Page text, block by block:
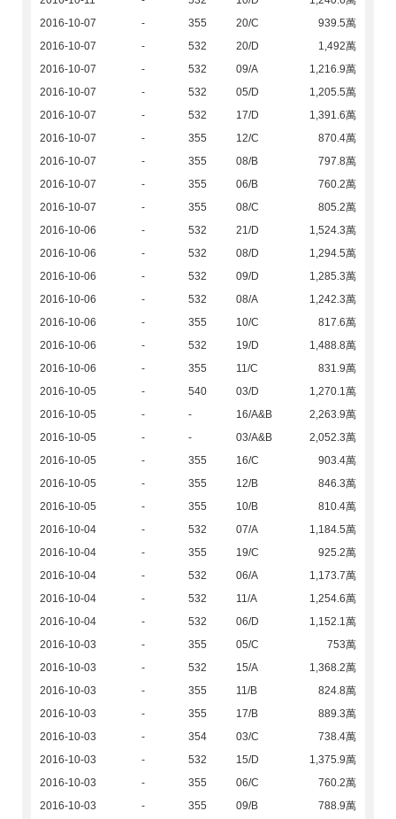
2016-10-07
- 355 20/C
939.5萬
2016-10-07
- 532 20/D
1,492萬
2016-10-07
- 532 09/A
1,216.9萬
2016-10-07
- 532 05/D
1,205.5萬
2016-10-07
- 532 17/D
1,391.6萬
2016-10-07
- 355 12/C
870.4萬
2016-10-07
- 355 08/B
797.8萬
2016-10-07
- 355 06/B
760.2萬
2016-10-07
- 355 08/C
805.2萬
2016-10-06
- 532 21/D
1,524.3萬
2016-10-06
- 532 08/D
1,294.5萬
2016-10-06
- 532 09/D
1,285.3萬
2016-10-06
- 532 08/A
1,242.3萬
2016-10-06
- 355 10/C
817.6萬
2016-10-06
- 532 19/D
1,488.8萬
2016-10-06
- 355 11/C
831.9萬
2016-10-05
- 540 03/D
1,270.1萬
2016-10-05
- - 16/A&B
2,263.9萬
2016-10-05
- - 03/A&B
2,052.3萬
2016-10-05
- 355 16/C
903.4萬
2016-10-05
- 355 12/B
846.3萬
2016-10-05
- 355 10/B
810.4萬
2016-10-04
- 532 07/A
1,184.5萬
2016-10-04
- 355 19/C
925.2萬
2016-10-04
- 532 06/A
1,173.7萬
2016-10-04
- 532 11/A
1,254.6萬
2016-10-04
- 532 06/D
1,152.1萬
2016-10-03
- 355 05/C
753萬
2016-10-03
- 532 15/A
1,368.2萬
2016-10-03
- 355 11/B
824.8萬
2016-10-03
- 355 17/B
889.3萬
2016-10-03
- 354 03/C
738.4萬
2016-10-03
- 532 15/D
1,375.9萬
2016-10-03
- 355 06/C
760.2萬
2016-10-03
- 355 09/B
788.9萬